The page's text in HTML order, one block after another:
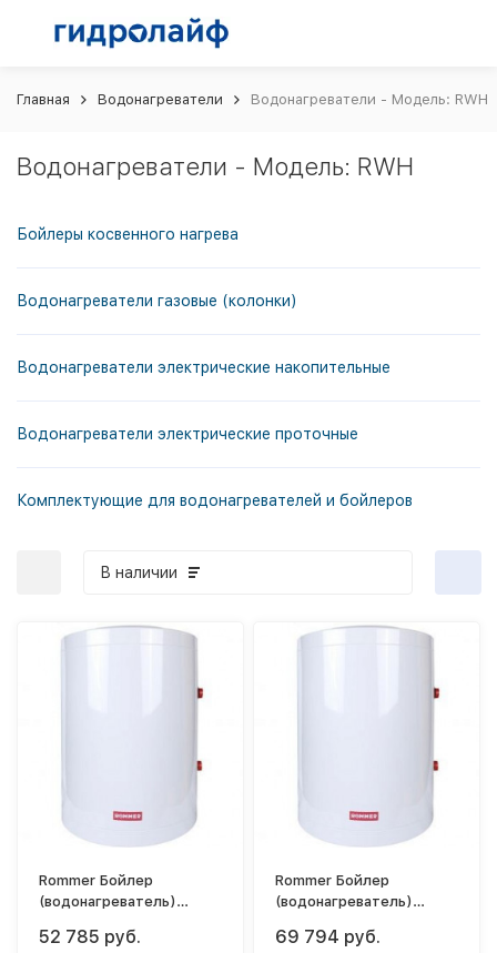
Главная Водонагреватели Водонагреватели - Модель: RWH
Водонагреватели - Модель: RWH
Бойлеры косвенного нагрева
Водонагреватели газовые (колонки)
Водонагреватели электрические накопительные
Водонагреватели электрические проточные
Комплектующие для водонагревателей и бойлеров
В наличии
Rommer Бойлер
(водонагреватель)
(настенный)
52 785 руб.
Rommer Бойлер
(водонагреватель)
(напольный)
69 794 руб.